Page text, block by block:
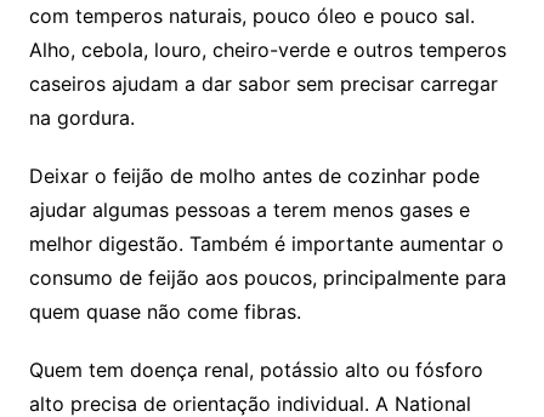
com temperos naturais, pouco óleo e pouco sal.
Alho, cebola, louro, cheiro-verde e outros temperos
caseiros ajudam a dar sabor sem precisar carregar
na gordura.
Deixar o feijão de molho antes de cozinhar pode
ajudar algumas pessoas a terem menos gases e
melhor digestão. Também é importante aumentar o
consumo de feijão aos poucos, principalmente para
quem quase não come fibras.
Quem tem doença renal, potássio alto ou fósforo
alto precisa de orientação individual. A National